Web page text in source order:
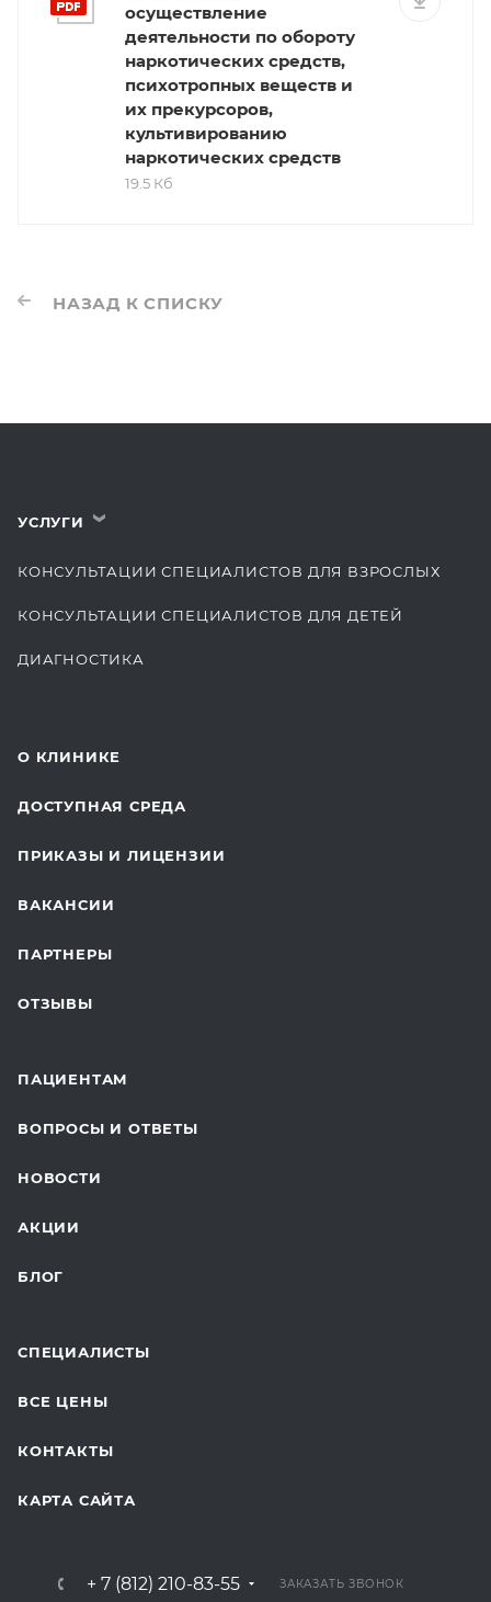
осуществление
деятельности по обороту
наркотических средств,
психотропных веществ и
их прекурсоров,
культивированию
наркотических средств
19.5 Кб
НАЗАД К СПИСКУ
УСЛУГИ ›
КОНСУЛЬТАЦИИ СПЕЦИАЛИСТОВ ДЛЯ ВЗРОСЛЫХ
КОНСУЛЬТАЦИИ СПЕЦИАЛИСТОВ ДЛЯ ДЕТЕЙ
ДИАГНОСТИКА
ЛАБОРАТОРНЫЕ ИССЛЕДОВАНИЯ
ДЛЯ БУДУЩИХ МАМ
О КЛИНИКЕ
ДОСТУПНАЯ СРЕДА
ПРИКАЗЫ И ЛИЦЕНЗИИ
ВАКАНСИИ
ПАРТНЕРЫ
ОТЗЫВЫ
ПАЦИЕНТАМ
ВОПРОСЫ И ОТВЕТЫ
НОВОСТИ
АКЦИИ
БЛОГ
СПЕЦИАЛИСТЫ
ВСЕ ЦЕНЫ
КОНТАКТЫ
КАРТА САЙТА
+ 7 (812) 210-83-55 ЗАКАЗАТЬ ЗВОНОК